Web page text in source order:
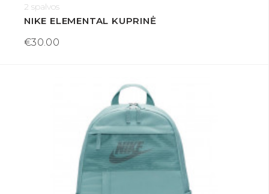
2 spalvos
NIKE ELEMENTAL KUPRINĖ
€30.00